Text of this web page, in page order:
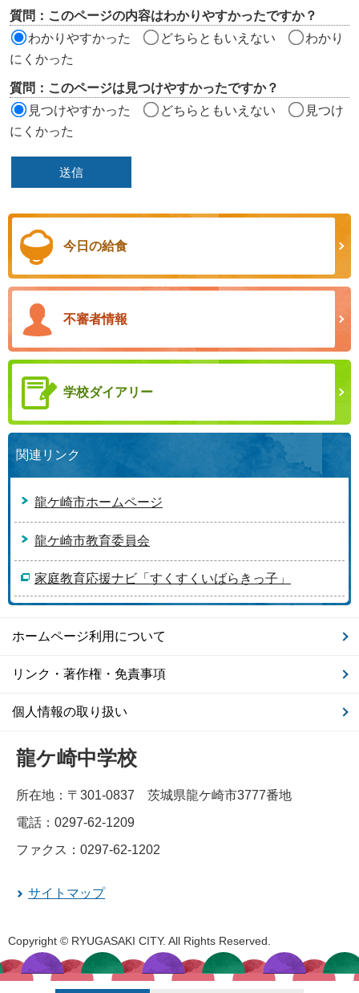
ア
質問：このページの内容はわかりやすかったですか？
わかりやすかった
どちらともいえない
わかり
にくかった
質問：このページは見つけやすかったですか？
見つけやすかった
どちらともいえない
見つけ
にくかった
今日の給食
不審者情報
学校ダイアリー
関連リンク
龍ケ崎市ホームページ
龍ケ崎市教育委員会
家庭教育応援ナビ「すくすくいばらきっ子」
ホームページ利用について
リンク・著作権・免責事項
個人情報の取り扱い
龍ケ崎中学校
所在地：〒301-0837 茨城県龍ケ崎市3777番地
電話：0297-62-1209
ファクス：0297-62-1202
サイトマップ
Copyright © RYUGASAKI CITY. All Rights Reserved.